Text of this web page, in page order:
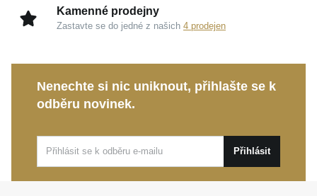
Zářivé osazení:Třpytivé syntetické zirkony jsou
precizně zpracované tak, aby dokonale odrážely
Hra barev a lesku: Prolínání žlutavých a růžových
odstínů podtrhne přirozenou jemnost a půvab vaší
Pohodlné nošení: Prsten ve velikosti 55 je
promyšleně navržen tak, aby vám poskytl
Kamenné prodejny
Zastavte se do jedné z našich 4 prodejen
Nenechte si nic uniknout, přihlašte se k
odběru novinek.
Přihlásit